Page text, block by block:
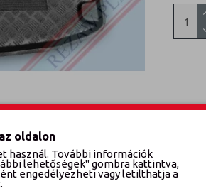
oldalon
használ. További információk
lehetőségek" gombra kattintva,
engedélyezheti vagy letilthatja a